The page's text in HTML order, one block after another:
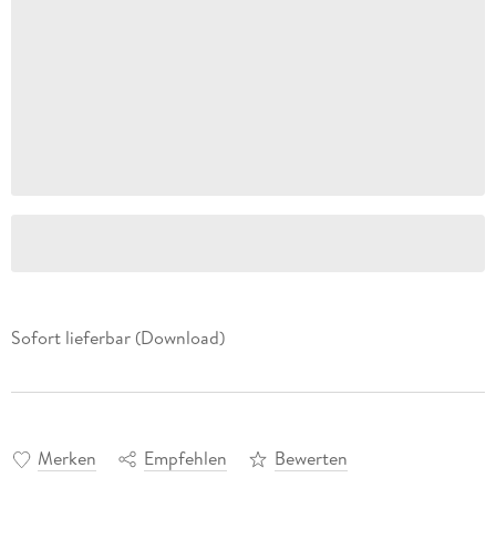
Sofort lieferbar (Download)
Merken Empfehlen Bewerten